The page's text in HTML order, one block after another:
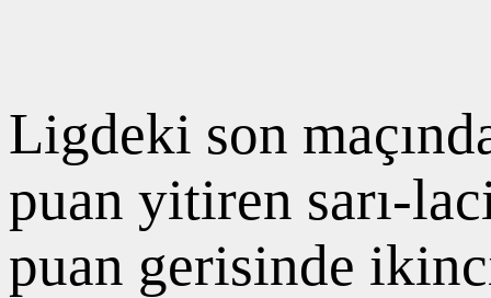
Ligdeki son
puan yitiren sarı-
puan gerisinde